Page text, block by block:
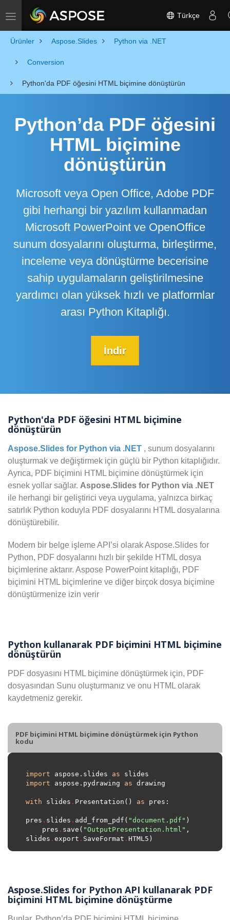
Toggle navigation Türkçe
Ürünler Aspose.Slides Python via .NET
Conversion
Python'da PDF öğesini HTML biçimine dönüştürün
Python’da PDF öğesini
HTML biçimine
dönüştürün
Microsoft veya Open Office, Adobe PDF
gibi herhangi bir yazılım kullanmadan
Microsoft PowerPoint ve OpenOffice
sunum dosyalarını oluşturma, birleştirme,
inceleme veya dönüştürme becerisine
sahip uygulamaların geliştirilmesine
yardımcı olan yüksek hızlı ve platformlar
arası Python Kitaplığı.
İndir
Python'da PDF öğesini HTML biçimine
dönüştürün
Aspose.Slides for Python via .NET , sunum dosyalarını
oluşturmak ve değiştirmek için güçlü bir Python kitaplığıdır.
Ayrıca, PDF biçimini HTML biçimine dönüştürmek için
esnek yollar sağlar. Aspose.Slides for Python via .NET
ile herhangi bir geliştirici veya uygulama, yalnızca birkaç
satırlık Python koduyla PDF dosyalarını HTML dosyalarına
dönüştürebilir.
Modern bir belge işleme API’si olarak Aspose.Slides for
Python, PDF dosyalarını hızlı bir şekilde HTML dosya
biçimlerine aktarır. Aspose PowerPoint kitaplığı, PDF
biçimini HTML biçimlerine ve diğer birçok dosya biçimine
dönüştürmenize izin verir
Python kullanarak PDF biçimini HTML biçimine
dönüştürün
PDF dosyasını HTML biçimine dönüştürmek için, PDF
dosyasından Sunu oluşturmanız ve onu HTML olarak
kaydetmeniz gerekir.
PDF biçimini HTML biçimine dönüştürmek için Python
kodu
import aspose.slides as
import aspose.pydrawing as
with slides . Presentation() as
pres . slides . add_from_pdf( "document.pdf"
    pres
. save( "OutputPresentation.html" ,
slides . export . SaveFormat .
Aspose.Slides for Python API kullanarak PDF
biçimini HTML biçimine dönüştürme